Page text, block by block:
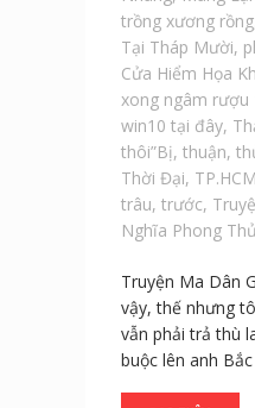
trồng xương rồng
Tại Tháp Mười,
Cửa Hiểm Họa
xong ngâm rượu
win10 tại đây,
thôi”Bị, thuận,
Thời Đại,
trâu, trước,
Nghĩa Phong
Truyện Ma Dân
vậy, thế nhưng
vẫn phải trả thù
buộc lên anh